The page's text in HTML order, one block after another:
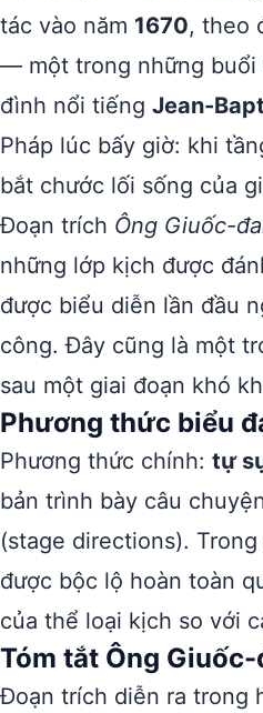
tác vào năm 1670, theo
— một trong những buổi
đình nổi tiếng Jean-
Pháp lúc bấy giờ: khi
bắt chước lối sống của
Đoạn trích Ông Giuốc-
những lớp kịch được
được biểu diễn lần đầu
công. Đây cũng là một
sau một giai đoạn khó
Phương thức biểu
Phương thức chính: tự
bản trình bày câu
(stage directions).
được bộc lộ hoàn toàn
của thể loại kịch so với
Tóm tắt Ông
Đoạn trích diễn ra trong